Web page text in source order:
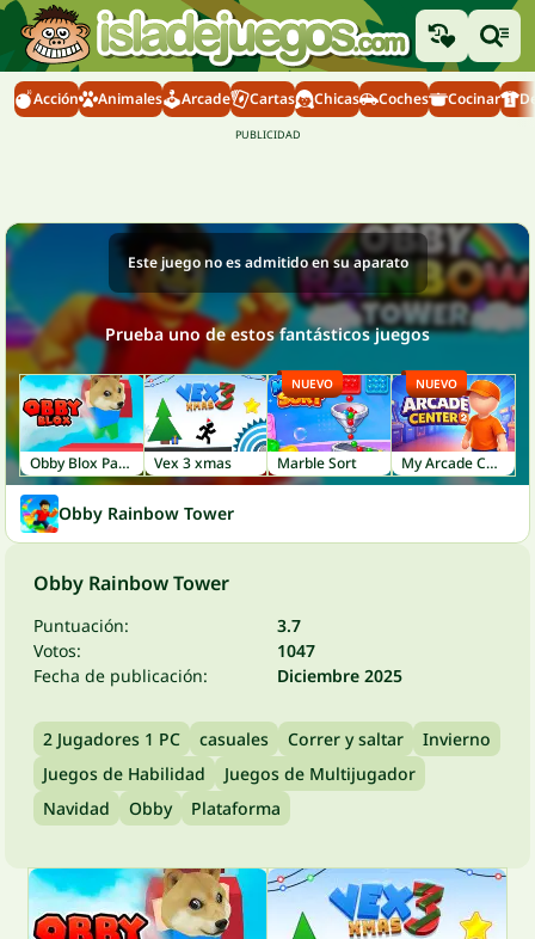
Acción Animales Arcade Cartas Chicas Coches Cocinar
Este juego no es admitido en su aparato
Prueba uno de estos fantásticos juegos
Obby Blox Parkour Vex 3 xmas Marble Sort
NUEVO
My Arcade Center 2
NUEVO
Obby Rainbow Tower
Obby Rainbow Tower
Puntuación:
3.7
Votos:
1047
Fecha de publicación:
Diciembre 2025
2 Jugadores 1 PC casuales Correr y saltar
Invierno
Juegos de Habilidad
Juegos de Multijugador
Navidad
Obby Plataforma